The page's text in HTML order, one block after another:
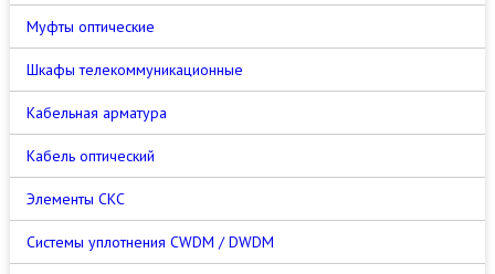
Муфты оптические
Шкафы телекоммуникационные
Кабельная арматура
Кабель оптический
Элементы СКС
Cистемы уплотнения CWDM / DWDM